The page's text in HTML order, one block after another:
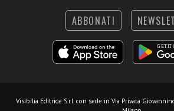
ABBONATI
Visibilia Editrice S.r.l. con sede in Via Privata